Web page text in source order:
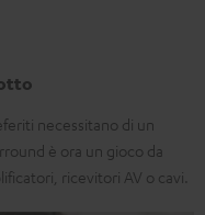
necessitano di un
è ora un gioco da
ricevitori AV o cavi.